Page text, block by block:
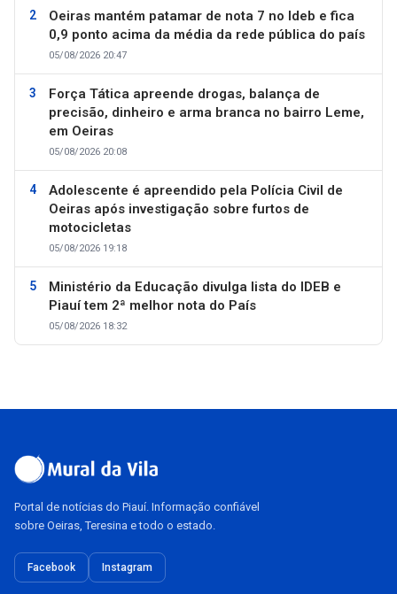
Oeiras mantém patamar de nota 7 no Ideb e fica
0,9 ponto acima da média da rede pública do país
05/08/2026 20:47
Força Tática apreende drogas, balança de
precisão, dinheiro e arma branca no bairro Leme,
em Oeiras
05/08/2026 20:08
Adolescente é apreendido pela Polícia Civil de
Oeiras após investigação sobre furtos de
motocicletas
05/08/2026 19:18
Ministério da Educação divulga lista do IDEB e
Piauí tem 2ª melhor nota do País
05/08/2026 18:32
Portal de notícias do Piauí. Informação confiável
sobre Oeiras, Teresina e todo o estado.
Facebook Instagram